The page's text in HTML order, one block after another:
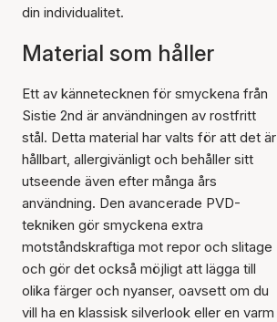
din individualitet.
Material som håller
Ett av kännetecknen för smyckena från
Sistie 2nd är användningen av rostfritt
stål. Detta material har valts för att det är
hållbart, allergivänligt och behåller sitt
utseende även efter många års
användning. Den avancerade PVD-
tekniken gör smyckena extra
motståndskraftiga mot repor och slitage
och gör det också möjligt att lägga till
olika färger och nyanser, oavsett om du
vill ha en klassisk silverlook eller en varm